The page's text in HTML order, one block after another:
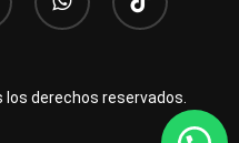
derechos reservados.